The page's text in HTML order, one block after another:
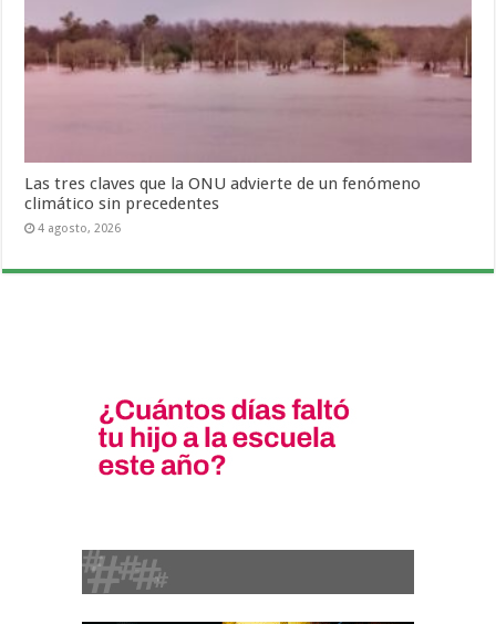
Las tres claves que la ONU advierte de un fenómeno
climático sin precedentes
4 agosto, 2026